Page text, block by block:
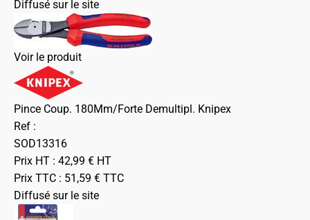
Diffusé sur le site
Voir le produit
Pince Coup. 180Mm/Forte Demultipl. Knipex
Ref :
SOD13316
Prix HT : 42,99 € HT
Prix TTC : 51,59 € TTC
Diffusé sur le site